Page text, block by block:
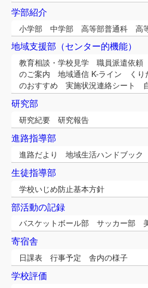
学部紹介
小学部 中学部 高等部普通科 高
地域支援部（センター的機能）
教育相談・学校見学 職員派遣依
のご案内 地域通信 K-ライン くり
のおすすめ 実施状況連絡シート
研究部
研究紀要 研究報告
進路指導部
進路だより 地域生活ハンドブック
生徒指導部
学校いじめ防止基本方針
部活動の記録
バスケットボール部 サッカー部
寄宿舎
日課表 行事予定 舎内の様子
学校評価